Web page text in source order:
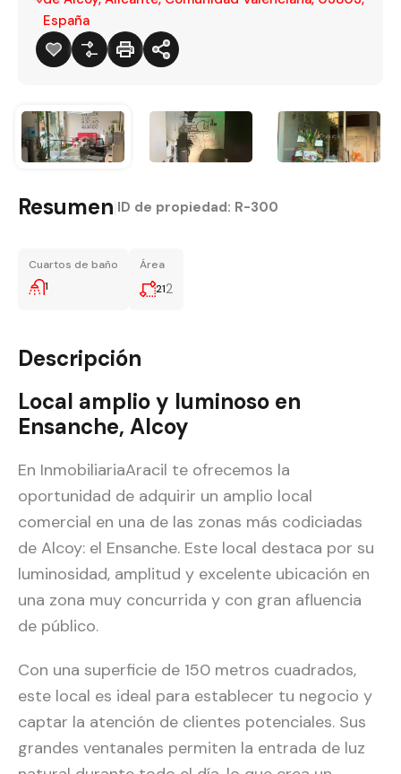
España
Resumen ID de propiedad: R-300
Cuartos de baño
1
Área
212
Descripción
Local amplio y luminoso en
Ensanche, Alcoy
En InmobiliariaAracil te ofrecemos la
oportunidad de adquirir un amplio local
comercial en una de las zonas más codiciadas
de Alcoy: el Ensanche. Este local destaca por su
luminosidad, amplitud y excelente ubicación en
una zona muy concurrida y con gran afluencia
de público.
Con una superficie de 150 metros cuadrados,
este local es ideal para establecer tu negocio y
captar la atención de clientes potenciales. Sus
grandes ventanales permiten la entrada de luz